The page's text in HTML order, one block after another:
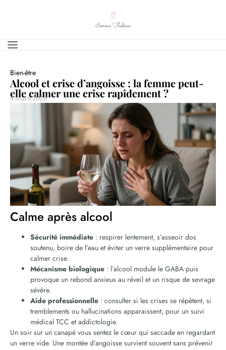
Bien-être
Alcool et crise d’angoisse : la femme peut-
elle calmer une crise rapidement ?
4 mars 2026
Calme après alcool
Sécurité immédiate : respirer lentement, s’asseoir dos
soutenu, boire de l’eau et éviter un verre supplémentaire pour
calmer crise.
Mécanisme biologique : l’alcool module le GABA puis
provoque un rebond anxieux au réveil et un risque de sevrage
sévère.
Aide professionnelle : consulter si les crises se répètent, si
tremblements ou hallucinations apparaissent, pour un suivi
médical TCC et addictologie.
Un soir sur un canapé vous sentez le cœur qui saccade en regardant
un verre vide. Une montée d’angoisse survient souvent sans prévenir